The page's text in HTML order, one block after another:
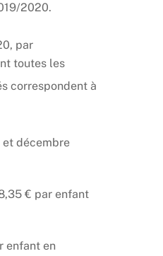
2020.
par
toutes les
correspondent à
et décembre
€ par enfant
enfant en